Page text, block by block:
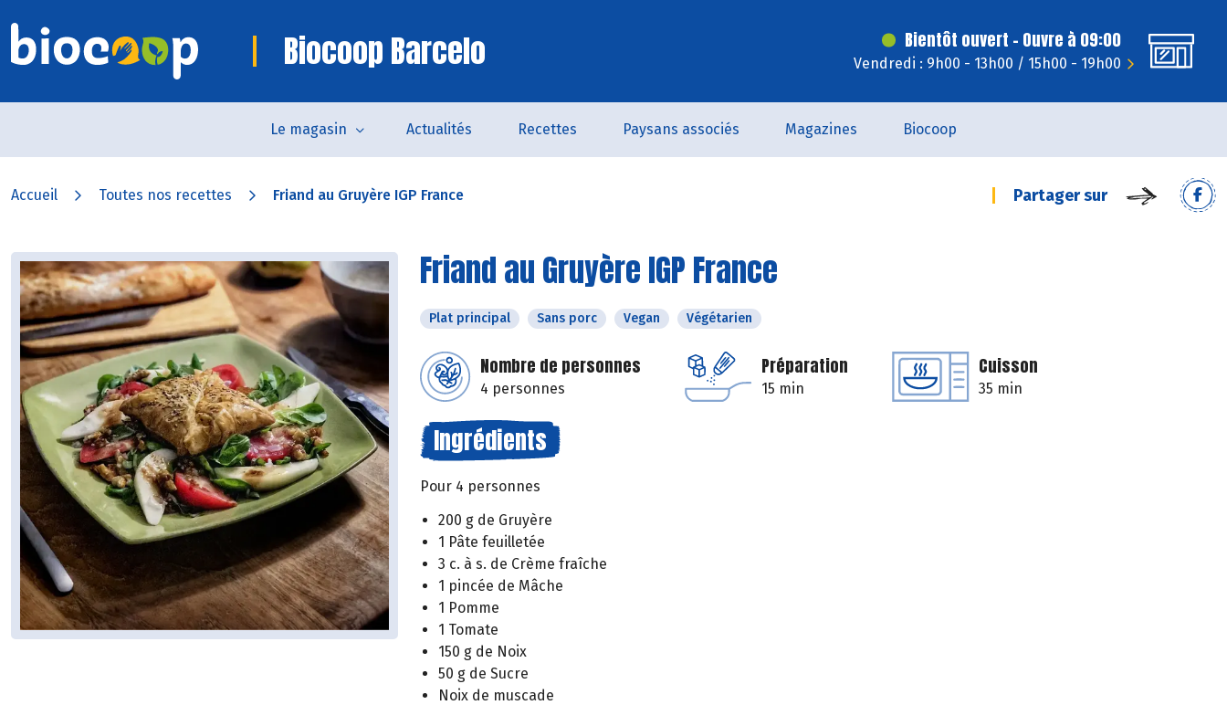
Biocoop Barcelo Bientôt ouvert - Ouvre à 09:00
Vendredi : 9h00 - 13h00 / 15h00 - 19h00
Le magasin Actualités Recettes Paysans associés Magazines Biocoop
Accueil Toutes nos recettes Friand au Gruyère IGP France Partager sur
Friand au Gruyère IGP France
Plat principal Sans porc Vegan Végétarien
Nombre de personnes
4 personnes
Préparation
15 min
Cuisson
35 min
Ingrédients
Pour 4 personnes
200 g de Gruyère
1 Pâte feuilletée
3 c. à s. de Crème fraîche
1 pincée de Mâche
1 Pomme
1 Tomate
150 g de Noix
50 g de Sucre
Noix de muscade